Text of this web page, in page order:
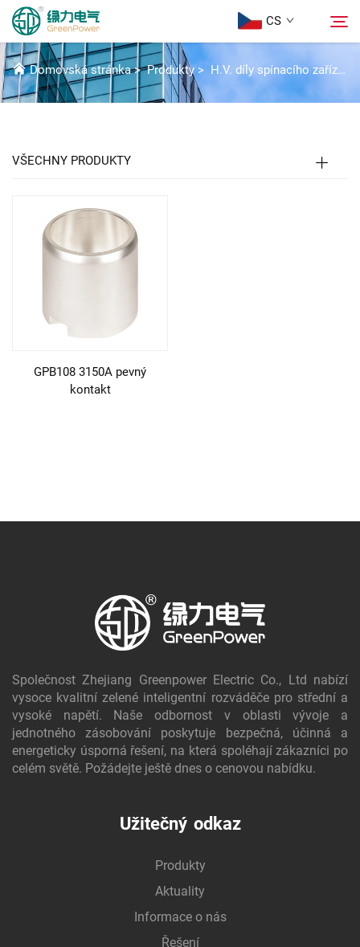
CS
Produkty
Řešení
Kontaktujte nás
KONTAKTY A PŘÍSLUŠENSTVÍ
Domovská stránka>Produkty > H.V. díly spínacího zařízení
VŠECHNY PRODUKTY
GPB108 3150A pevný
kontakt
Společnost Zhejiang Greenpower Electric Co., Ltd nabízí
vysoce kvalitní zelené inteligentní rozváděče pro střední a
vysoké napětí. Naše odbornost v oblasti vývoje a
jednotného zásobování poskytuje bezpečná, účinná a
energeticky úsporná řešení, na která spoléhají zákazníci po
celém světě. Požádejte ještě dnes o cenovou nabídku.
Užitečný odkaz
Produkty
Aktuality
Informace o nás
Řešení